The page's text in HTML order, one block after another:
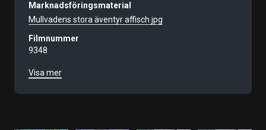
Marknadsföringsmaterial
Mullvadens stora äventyr affisch jpg
Filmnummer
9348
Visa mer